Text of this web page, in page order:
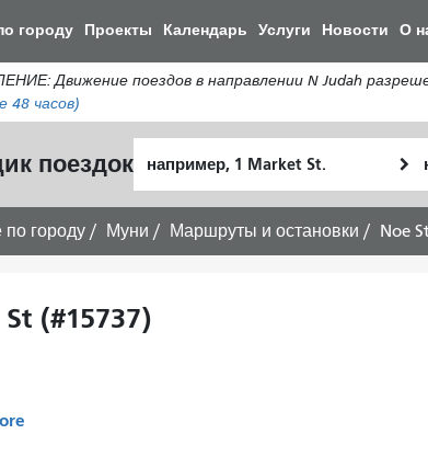
городу Проекты Календарь Услуги Новости О
Движение поездов в направлении N Judah
48 часов)
поездок местоположение
городу Муни Маршруты и остановки Noe
(#15737)